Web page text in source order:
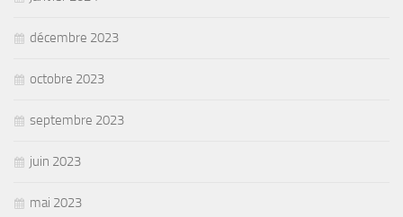
décembre 2023
octobre 2023
septembre 2023
juin 2023
mai 2023